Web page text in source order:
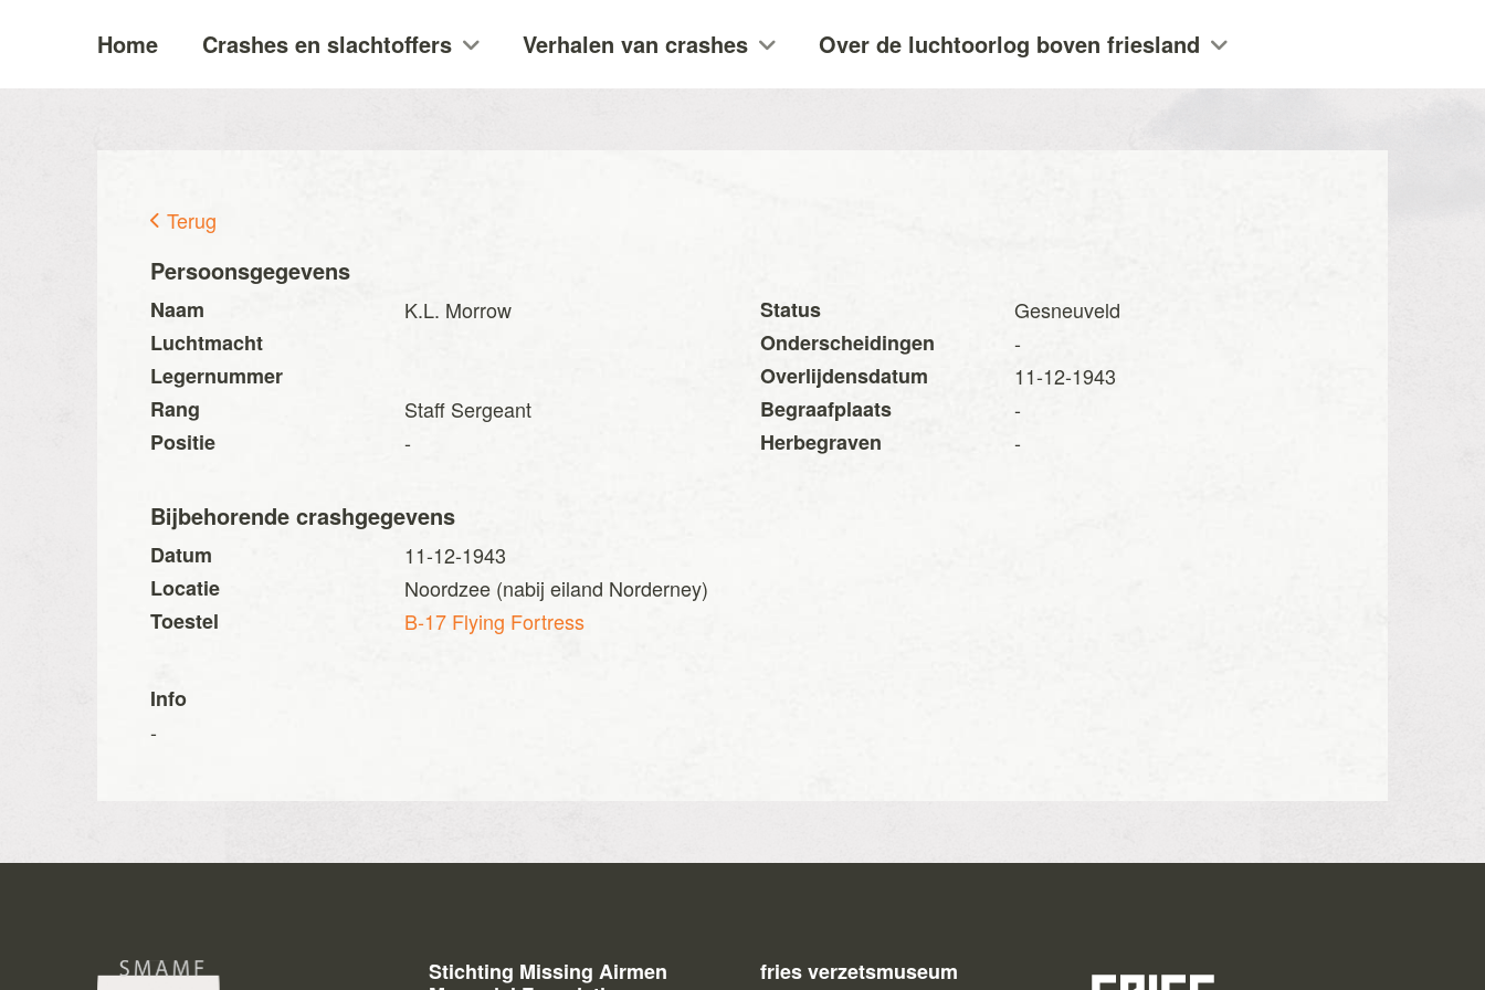
Home Crashes en slachtoffers Verhalen van crashes Over de luchtoorlog boven friesland
Terug
Persoonsgegevens
Naam
K.L. Morrow
Luchtmacht
Legernummer
Rang
Staff Sergeant
Positie
-
Status
Gesneuveld
Onderscheidingen
-
Overlijdensdatum
11-12-1943
Begraafplaats
-
Herbegraven
-
Bijbehorende crashgegevens
Datum
11-12-1943
Locatie
Noordzee (nabij eiland Norderney)
Toestel
B-17 Flying Fortress
Info
-
Stichting Missing Airmen
fries verzetsmuseum